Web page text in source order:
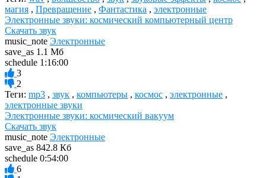
магия , Превращение , Фантастика , электронные
Электронные звуки: космический компьютерный центр
Скачать звук
music_note Электронные
save_as 1.1 Мб
schedule 1:16:00
3
2
Теги: mp3 , звук , компьютеры , космос , электронные ,
электронные звуки
Электронные звуки: космический вакуум
Скачать звук
music_note Электронные
save_as 842.8 Кб
schedule 0:54:00
6